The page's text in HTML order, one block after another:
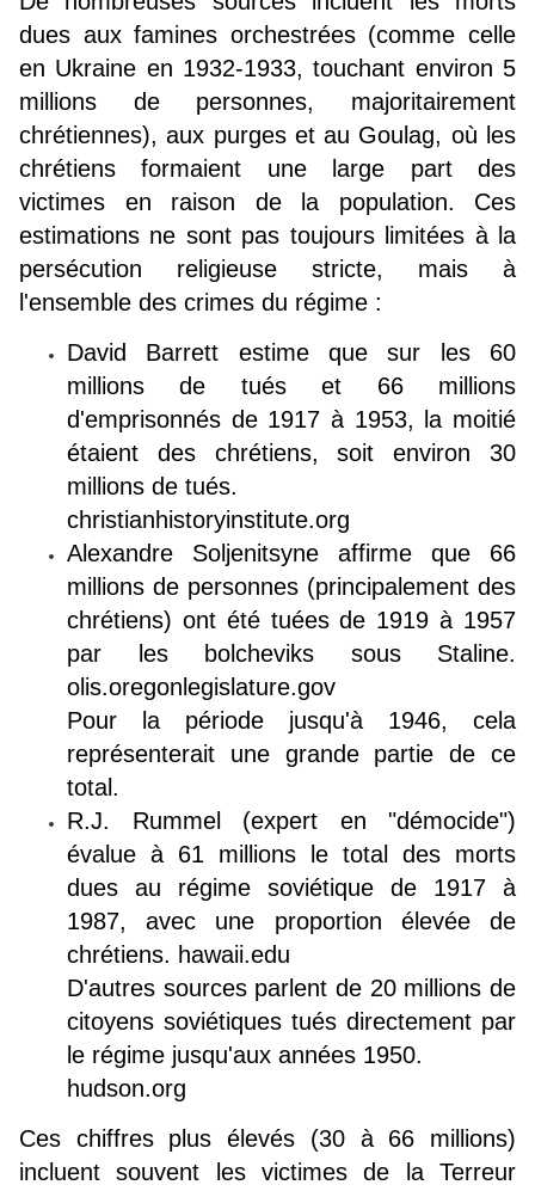
dues aux famines orchestrées (comme celle
en Ukraine en 1932-1933, touchant environ 5
millions de personnes, majoritairement
chrétiennes), aux purges et au Goulag, où les
chrétiens formaient une large part des
victimes en raison de la population. Ces
estimations ne sont pas toujours limitées à la
persécution religieuse stricte, mais à
l'ensemble des crimes du régime :
David Barrett estime que sur les 60
millions de tués et 66 millions
d'emprisonnés de 1917 à 1953, la moitié
étaient des chrétiens, soit environ 30
millions de tués.
christianhistoryinstitute.org
Alexandre Soljenitsyne affirme que 66
millions de personnes (principalement des
chrétiens) ont été tuées de 1919 à 1957
par les bolcheviks sous Staline.
olis.oregonlegislature.gov
Pour la période jusqu'à 1946, cela
représenterait une grande partie de ce
total.
R.J. Rummel (expert en "démocide")
évalue à 61 millions le total des morts
dues au régime soviétique de 1917 à
1987, avec une proportion élevée de
chrétiens. hawaii.edu
D'autres sources parlent de 20 millions de
citoyens soviétiques tués directement par
le régime jusqu'aux années 1950.
hudson.org
Ces chiffres plus élevés (30 à 66 millions)
incluent souvent les victimes de la Terreur